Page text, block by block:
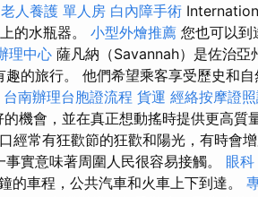
老人養護 單人房 白內障手術
的水瓶器。 小型外燴推薦 您也可以
理中心 薩凡納（Savannah）是佐治亞
的旅行。 他們希望乘客享受歷史和
台南辦理台胞證流程 貨運 經絡按摩證
機會，並在真正想動搖時提供更高質
經常有狂歡節的狂歡和陽光，有時會
實意味著周圍人民很容易接觸。 眼科
的車程，公共汽車和火車上下到達。